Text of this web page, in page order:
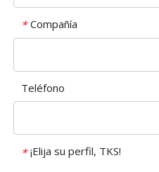
* Compañía
Teléfono
* ¡Elija su perfil, TKS!